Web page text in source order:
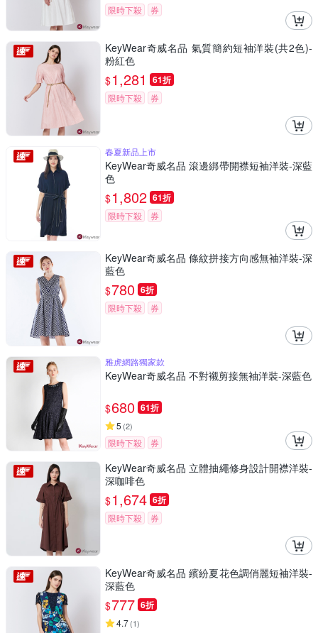
限時下殺 券
KeyWear奇威名品 氣質簡約短袖洋裝(共2色)-
粉紅色
$1,281 61折
限時下殺 券
春夏新品上市
KeyWear奇威名品 滾邊綁帶開襟短袖洋裝-深藍
色
$1,802 61折
限時下殺 券
KeyWear奇威名品 條紋拼接方向感無袖洋裝-深
藍色
$780 6折
限時下殺 券
雅虎網路獨家款
KeyWear奇威名品 不對襯剪接無袖洋裝-深藍色
$680 61折
5 (2)
限時下殺 券
KeyWear奇威名品 立體抽繩修身設計開襟洋裝-
深咖啡色
$1,674 6折
限時下殺 券
KeyWear奇威名品 繽紛夏花色調俏麗短袖洋裝-
深藍色
$777 6折
4.7(1)